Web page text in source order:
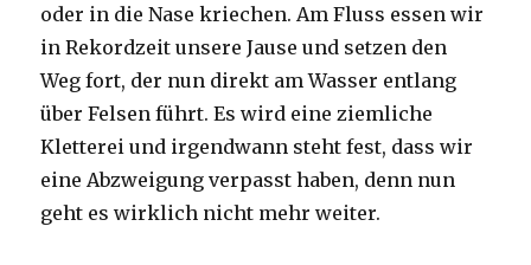
oder in die Nase kriechen. Am Fluss essen wir
in Rekordzeit unsere Jause und setzen den
Weg fort, der nun direkt am Wasser entlang
über Felsen führt. Es wird eine ziemliche
Kletterei und irgendwann steht fest, dass wir
eine Abzweigung verpasst haben, denn nun
geht es wirklich nicht mehr weiter.